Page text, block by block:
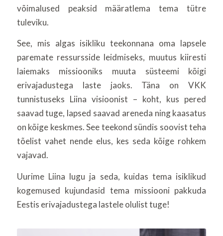
võimalused peaksid määratlema tema tütre
tuleviku.
See, mis algas isikliku teekonnana oma lapsele
paremate ressursside leidmiseks, muutus kiiresti
laiemaks missiooniks muuta süsteemi kõigi
erivajadustega laste jaoks. Täna on VKK
tunnistuseks Liina visioonist – koht, kus pered
saavad tuge, lapsed saavad areneda ning kaasatus
on kõige keskmes. See teekond sündis soovist teha
tõelist vahet nende elus, kes seda kõige rohkem
vajavad.
Uurime Liina lugu ja seda, kuidas tema isiklikud
kogemused kujundasid tema missiooni pakkuda
Eestis erivajadustega lastele olulist tuge!